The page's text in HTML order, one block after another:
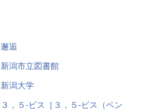
邂逅
新潟市立図書館
新潟大学
３，５‐ビス［３，５‐ビス（ベン